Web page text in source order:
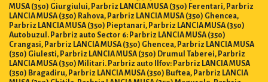
MUSA (350) Giurgiului, Parbriz LANCIA MUSA (350) Ferentari, Parbriz
LANCIA MUSA (350) Rahova, Parbriz LANCIA MUSA (350) Ghencea,
Parbriz LANCIA MUSA (350) Pieptanari, Parbriz LANCIA MUSA (350)
Autobuzul. Parbriz auto Sector 6: Parbriz LANCIA MUSA (350)
Crangasi, Parbriz LANCIA MUSA (350) Ghencea, Parbriz LANCIA MUSA
(350) Giulesti, Parbriz LANCIA MUSA (350) Drumul Taberei, Parbriz
LANCIA MUSA (350) Militari. Parbriz auto Ilfov: Parbriz LANCIA MUSA
(350) Bragadiru, Parbriz LANCIA MUSA (350) Buftea, Parbriz LANCIA